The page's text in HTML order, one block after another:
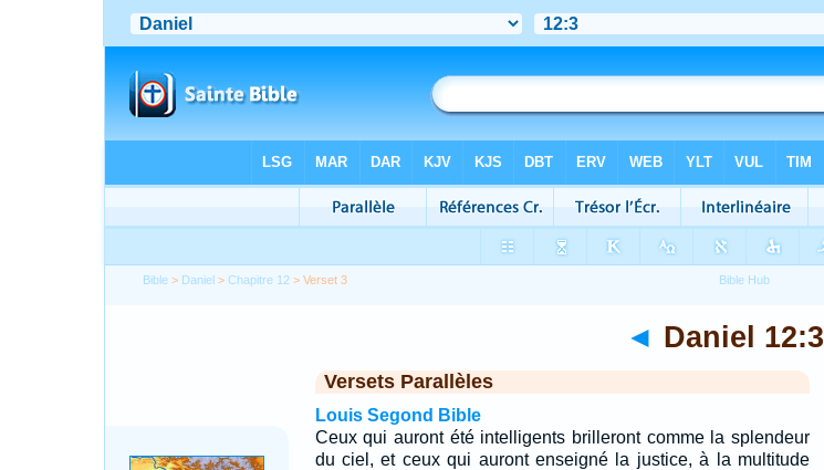
Bible > Daniel >Chapitre 12 > Verset 3
◄ Daniel 12:3
Versets Parallèles
Louis Segond Bible
Ceux qui auront été intelligents brilleront comme la splendeur
du ciel, et ceux qui auront enseigné la justice, à la multitude